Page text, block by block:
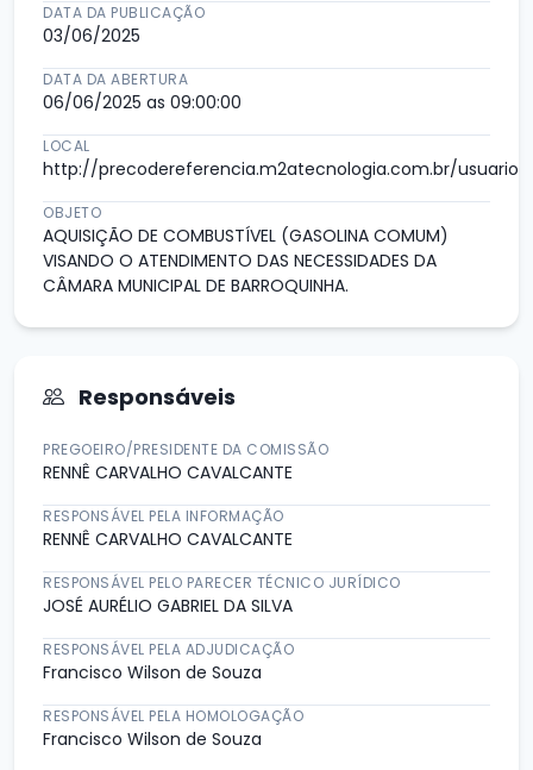
DATA DA PUBLICAÇÃO
03/06/2025
DATA DA ABERTURA
06/06/2025 as 09:00:00
LOCAL
http://precodereferencia.m2atecnologia.com.br/usuario/
OBJETO
AQUISIÇÃO DE COMBUSTÍVEL (GASOLINA COMUM)
VISANDO O ATENDIMENTO DAS NECESSIDADES DA
CÂMARA MUNICIPAL DE BARROQUINHA.
Responsáveis
PREGOEIRO/PRESIDENTE DA COMISSÃO
RENNÊ CARVALHO CAVALCANTE
RESPONSÁVEL PELA INFORMAÇÃO
RENNÊ CARVALHO CAVALCANTE
RESPONSÁVEL PELO PARECER TÉCNICO JURÍDICO
JOSÉ AURÉLIO GABRIEL DA SILVA
RESPONSÁVEL PELA ADJUDICAÇÃO
Francisco Wilson de Souza
RESPONSÁVEL PELA HOMOLOGAÇÃO
Francisco Wilson de Souza